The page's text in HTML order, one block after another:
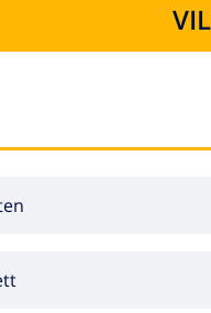
einer Fläche von